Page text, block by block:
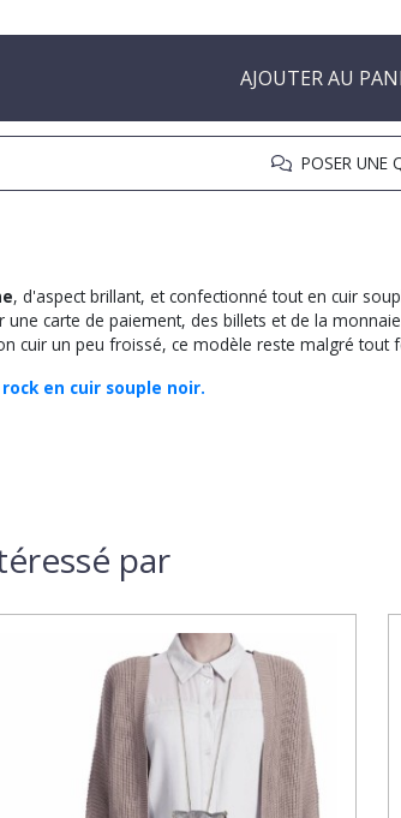
AJOUTER AU
POSER UNE
, d'aspect brillant, et confectionné tout en cuir
carte de paiement, des billets et de la
cuir un peu froissé, ce modèle reste malgré
en cuir souple noir.
par